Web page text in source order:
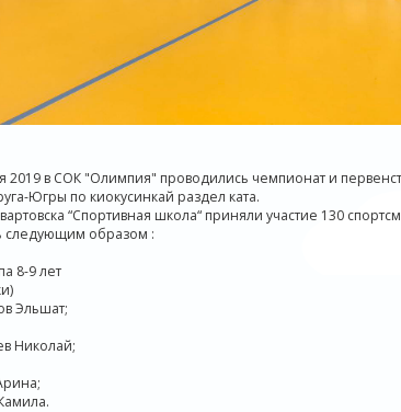
2019 в СОК "Олимпия" проводились чемпионат и
Югры по киокусинкай раздел ката.
“Спортивная школа“ приняли участие 130
следующим образом :
8-9 лет
Эльшат;
Николай;